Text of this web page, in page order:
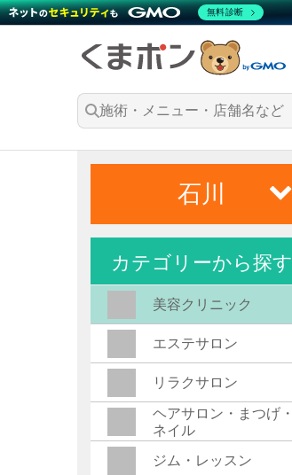
石川
カテゴリーから探す
美容クリニック
エステサロン
リラクサロン
ヘアサロン・まつげ・
ネイル
ジム・レッスン
無料診断